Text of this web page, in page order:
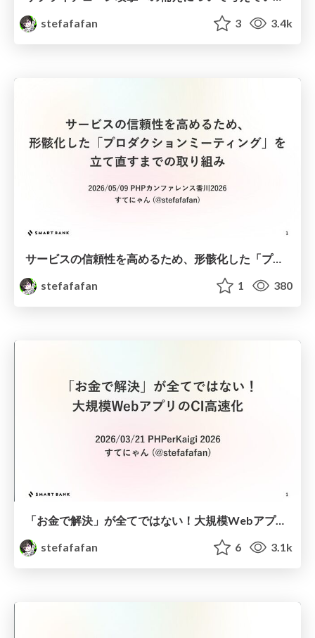
stefafafan
3 3.4k
サービスの信頼性を高めるため、形骸化した「プロダクションミーティング」を立て直すまでの取り組み
stefafafan
1 380
「お金で解決」が全てではない！大規模WebアプリのCI高速化 #phperkaigi
stefafafan
6 3.1k